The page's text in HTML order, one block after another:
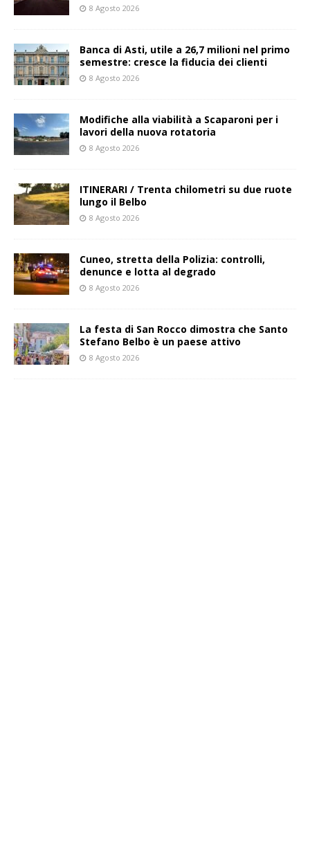
8 Agosto 2026
Banca di Asti, utile a 26,7 milioni nel primo
semestre: cresce la fiducia dei clienti
8 Agosto 2026
Modifiche alla viabilità a Scaparoni per i
lavori della nuova rotatoria
8 Agosto 2026
ITINERARI / Trenta chilometri su due ruote
lungo il Belbo
8 Agosto 2026
Cuneo, stretta della Polizia: controlli,
denunce e lotta al degrado
8 Agosto 2026
La festa di San Rocco dimostra che Santo
Stefano Belbo è un paese attivo
8 Agosto 2026